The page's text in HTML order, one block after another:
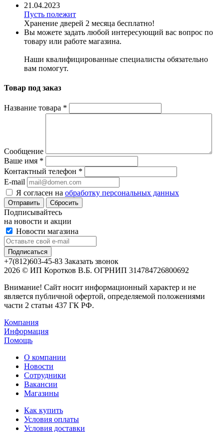
21.04.2023
Пусть полежит
Хранение дверей 2 месяца бесплатно!
Вы можете задать любой интересующий вас вопрос по
товару или работе магазина.
Наши квалифицированные специалисты обязательно
вам помогут.
Товар под заказ
Название товара *
Сообщение
Ваше имя *
Контактный телефон *
E-mail
Я согласен на обработку персональных данных
Сбросить
Подписывайтесь
на новости и акции
Новости магазина
+7(812)603-45-83 Заказать звонок
2026 © ИП Коротков В.Б. ОГРНИП 314784726800692
Внимание! Сайт носит информационный характер и не
является публичной офертой, определяемой положениями
части 2 статьи 437 ГК РФ.
Компания
Информация
Помощь
О компании
Новости
Сотрудники
Вакансии
Магазины
Как купить
Условия оплаты
Условия доставки